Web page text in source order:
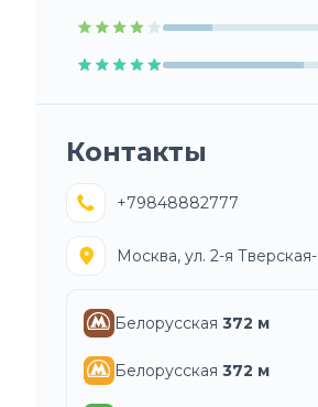
Контакты
+79848882777
Москва, ул. 2-я
Белорусская 372 м
Белорусская 372 м